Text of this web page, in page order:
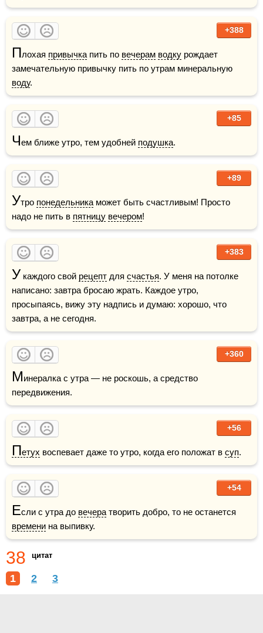
+388
Плохая привычка пить по вечерам водку рождает
воду.
+85
Чем ближе утро, тем удобней подушка.
+89
Утро понедельника может быть счастливым! Просто
надо не пить в пятницу вечером!
+383
У каждого свой рецепт для счастья. У меня на потолке
написано: завтра бросаю жрать. Каждое утро,
просыпаясь, вижу эту надпись и думаю: хорошо, что
завтра, а не сегодня.
+360
Минералка с утра — не роскошь, а средство
передвижения.
+56
Петух воспевает даже то утро, когда его положат в суп.
+54
Если с утра до вечера
времени на выпивку.
38 цитат
1 2 3